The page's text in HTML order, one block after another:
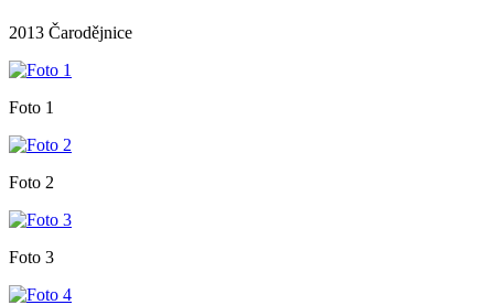
2013 Čarodějnice
Foto 1
Foto 2
Foto 3